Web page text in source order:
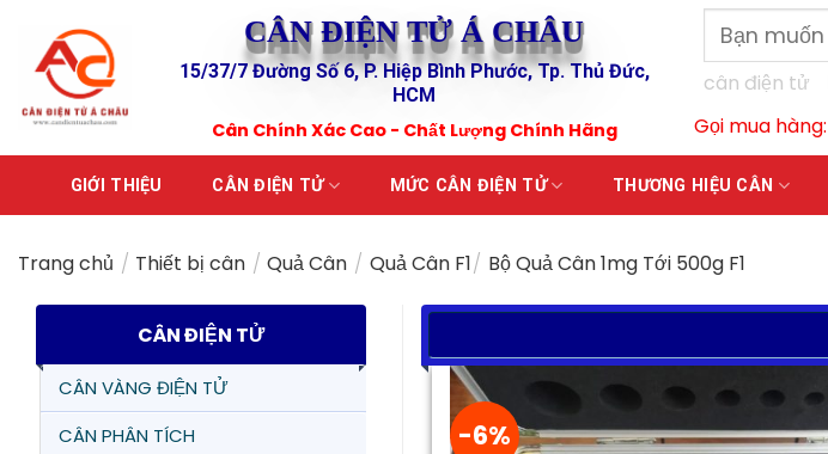
content
CÂN ĐIỆN TỬ Á CHÂU
15/37/7 Đường Số 6, P. Hiệp Bình Phước, Tp. Thủ Đức,
HCM
Cân Chính Xác Cao - Chất Lượng Chính Hãng
Tìm
kiếm:
cân điện tử
Gọi mua hàng:
GIỚI THIỆU CÂN ĐIỆN TỬ MỨC CÂN ĐIỆN TỬ THƯƠNG HIỆU CÂN
Trang chủ / Thiết bị cân / Quả Cân / Quả Cân F1/ Bộ Quả Cân 1mg Tới 500g F1
CÂN ĐIỆN TỬ
CÂN VÀNG ĐIỆN TỬ
CÂN PHÂN TÍCH
-6%